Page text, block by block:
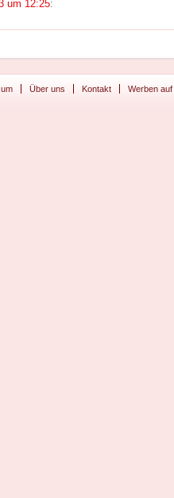
um 12:25:
Über uns Kontakt Werben